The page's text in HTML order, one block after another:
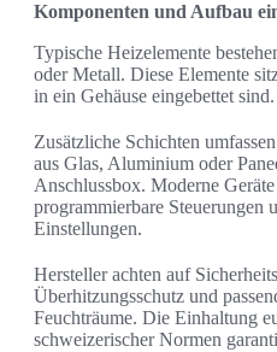
Komponenten und Aufbau
Typische Heizelemente
oder Metall. Diese Elemente
in ein Gehäuse eingebettet sind.
Zusätzliche Schichten
aus Glas, Aluminium oder
Anschlussbox. Moderne
programmierbare
Einstellungen.
Hersteller achten auf
Überhitzungsschutz und
Feuchträume. Die Einhaltung
schweizerischer Normen